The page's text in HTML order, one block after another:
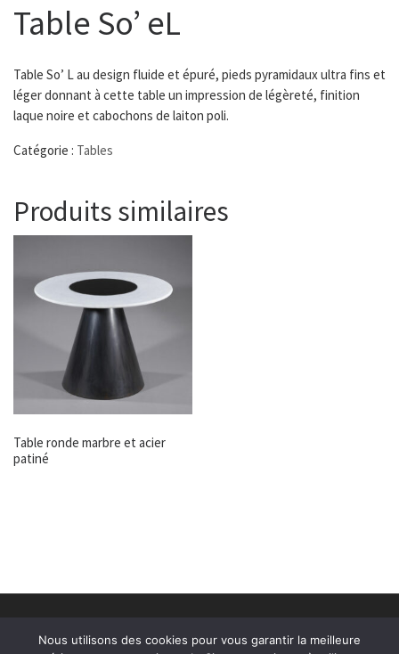
Table So’ eL
Table So’ L au design fluide et épuré, pieds pyramidaux ultra fins et
léger donnant à cette table un impression de légèreté, finition
laque noire et cabochons de laiton poli.
Catégorie : Tables
Produits similaires
Table ronde marbre et acier
patiné
Création site internet Le Mans Pointcom
Nous utilisons des cookies pour vous garantir la meilleure